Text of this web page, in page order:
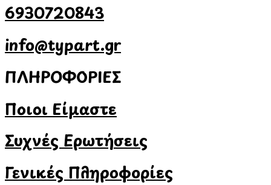
6930720843
info@typart.gr
ΠΛΗΡΟΦΟΡΙΕΣ
Ποιοι Είμαστε
Συχνές Ερωτήσεις
Γενικές Πληροφορίες